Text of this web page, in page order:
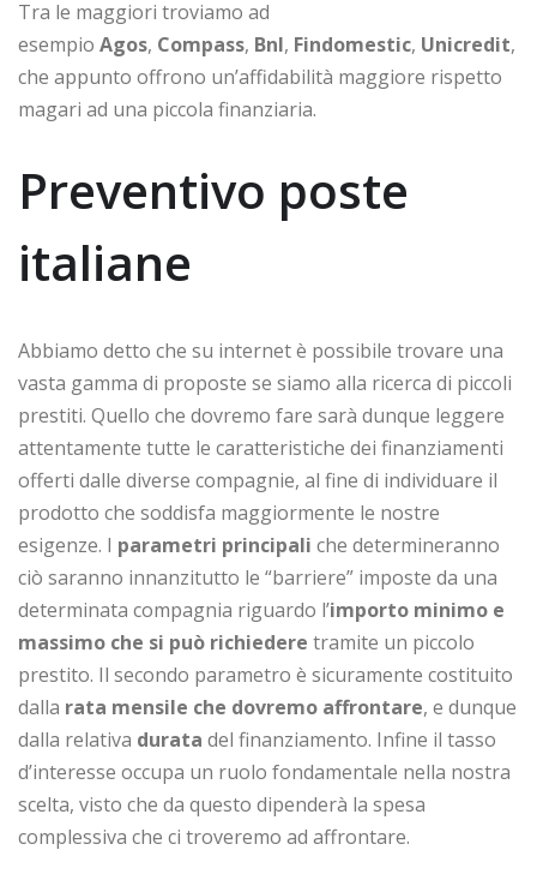
Tra le maggiori troviamo ad
esempio Agos, Compass, Bnl, Findomestic, Unicredit,
che appunto offrono un’affidabilità maggiore rispetto
magari ad una piccola finanziaria.
Preventivo poste
italiane
Abbiamo detto che su internet è possibile trovare una
vasta gamma di proposte se siamo alla ricerca di piccoli
prestiti. Quello che dovremo fare sarà dunque leggere
attentamente tutte le caratteristiche dei finanziamenti
offerti dalle diverse compagnie, al fine di individuare il
prodotto che soddisfa maggiormente le nostre
esigenze. I parametri principali che determineranno
ciò saranno innanzitutto le “barriere” imposte da una
determinata compagnia riguardo l’importo minimo e
massimo che si può richiedere tramite un piccolo
prestito. Il secondo parametro è sicuramente costituito
dalla rata mensile che dovremo affrontare, e dunque
dalla relativa durata del finanziamento. Infine il tasso
d’interesse occupa un ruolo fondamentale nella nostra
scelta, visto che da questo dipenderà la spesa
complessiva che ci troveremo ad affrontare.